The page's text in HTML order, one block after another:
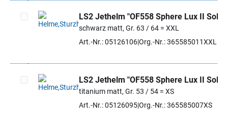
Artikel auswählen
LS2 Jethelm "OF558 Sphere Lux II Solid"
schwarz matt, Gr. 63 / 64 = XXL
Art.-Nr.: 05126106Org.-Nr.: 365585011XXL
Artikel auswählen
LS2 Jethelm "OF558 Sphere Lux II Solid"
titanium matt, Gr. 53 / 54 = XS
Art.-Nr.: 05126095Org.-Nr.: 365585007XS